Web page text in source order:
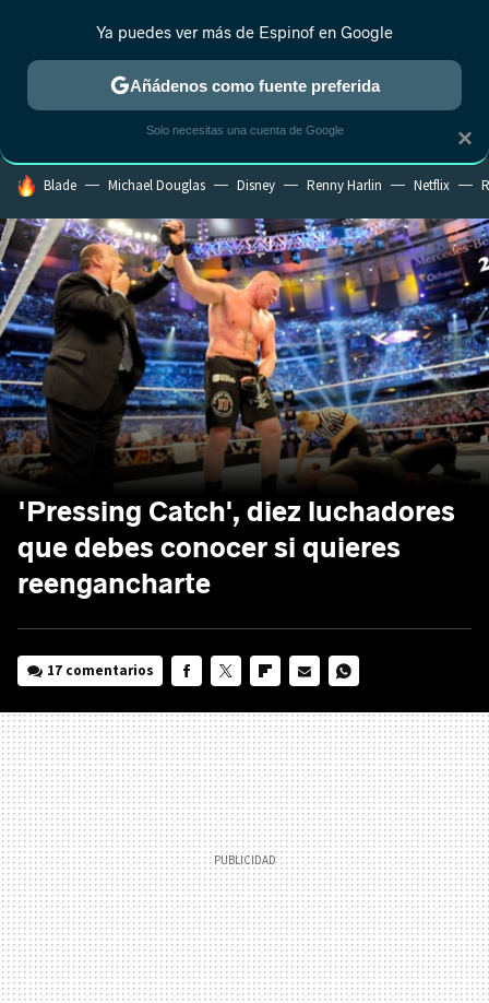
MENÚ NUEVO
ESTRENOS REALITY ANIME RANKINGS CINE
HOY SE HABLA DE
Blade Michael Douglas Disney Renny Harlin Netflix
'Pressing Catch', diez luchadores
que debes conocer si quieres
reengancharte
17 comentarios
MAIL
×
Ya puedes ver más de Espinof en Google
Añádenos como fuente preferida
Solo necesitas una cuenta de Google